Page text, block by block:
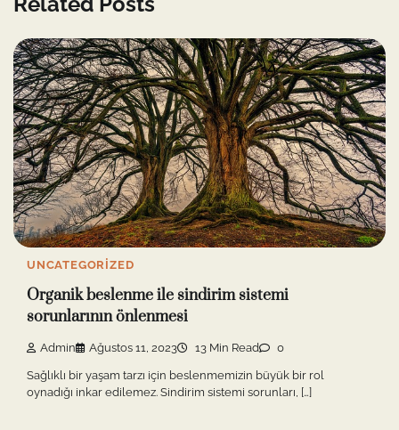
UNCATEGORIZED
Organik beslenme ile sindirim sistemi
sorunlarının önlenmesi
Admin Ağustos 11, 2023 13 Min Read 0
Sağlıklı bir yaşam tarzı için beslenmemizin büyük bir rol
oynadığı inkar edilemez. Sindirim sistemi sorunları, […]